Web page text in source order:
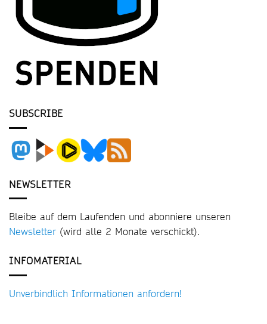
SUBSCRIBE
NEWSLETTER
Bleibe auf dem Laufenden und abonniere unseren
Newsletter (wird alle 2 Monate verschickt).
INFOMATERIAL
Unverbindlich Informationen anfordern!